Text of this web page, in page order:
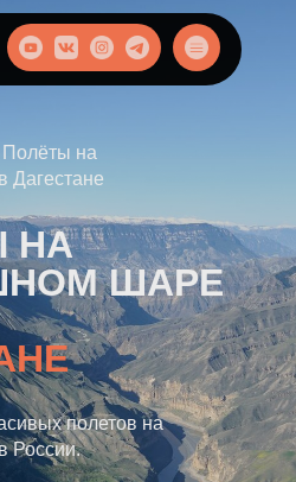
Полёты на
Дагестане
НА
ШАРЕ
полетов на
России.